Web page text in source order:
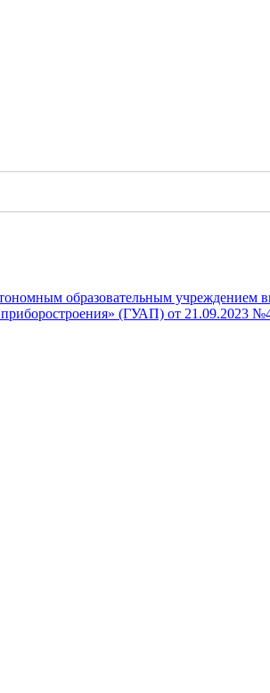
образовательным учреждением
приборостроения» (ГУАП) от 21.09.2023